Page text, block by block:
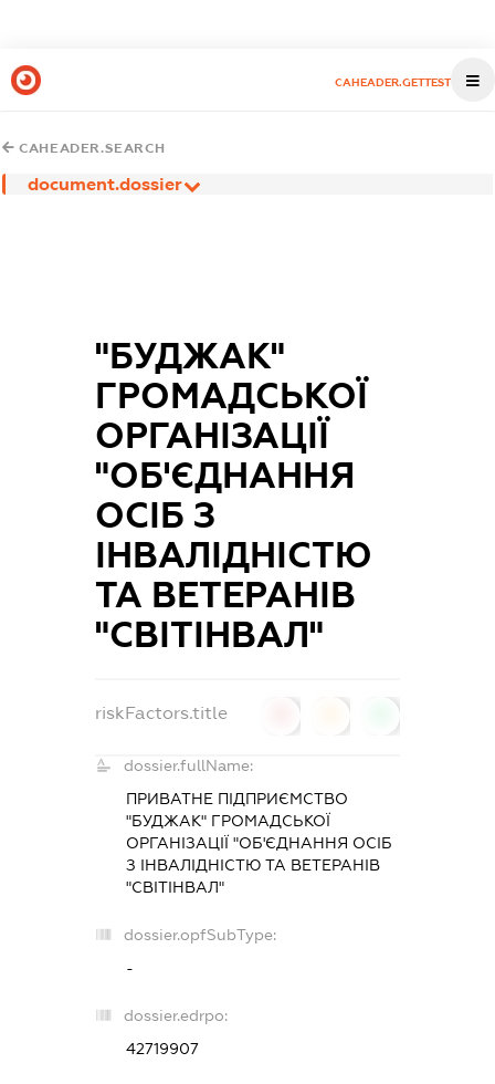
CAHEADER.GETTEST
CAHEADER.SEARCH
document.dossier
"БУДЖАК"
ГРОМАДСЬКОЇ
ОРГАНІЗАЦІЇ
"ОБ'ЄДНАННЯ
ОСІБ З
ІНВАЛІДНІСТЮ
ТА ВЕТЕРАНІВ
"СВІТІНВАЛ"
riskFactors.title
dossier.fullName:
ПРИВАТНЕ ПІДПРИЄМСТВО
"БУДЖАК" ГРОМАДСЬКОЇ
ОРГАНІЗАЦІЇ "ОБ'ЄДНАННЯ ОСІБ
З ІНВАЛІДНІСТЮ ТА ВЕТЕРАНІВ
"СВІТІНВАЛ"
dossier.opfSubType:
-
dossier.edrpo:
42719907